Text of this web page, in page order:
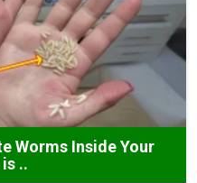
Worms Inside Your
..